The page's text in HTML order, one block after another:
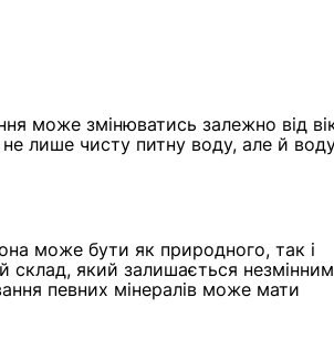
може змінюватись залежно від
не лише чисту питну воду, але й
може бути як природного, так і
склад, який залишається
певних мінералів може мати